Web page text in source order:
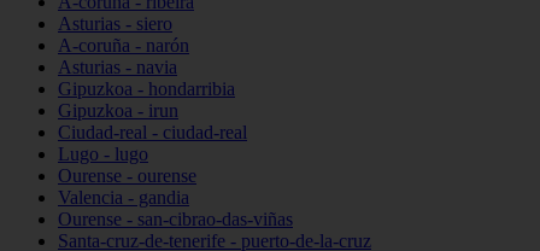
Asturias - siero
A-coruña - narón
Asturias - navia
Gipuzkoa - hondarribia
Gipuzkoa - irun
Ciudad-real - ciudad-real
Lugo - lugo
Ourense - ourense
Valencia - gandia
Ourense - san-cibrao-das-viñas
Santa-cruz-de-tenerife - puerto-de-la-cruz